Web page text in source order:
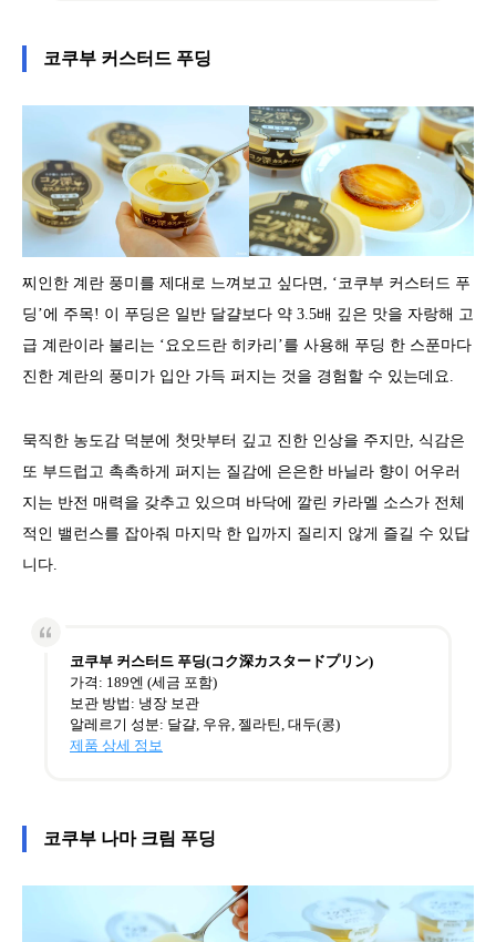
코쿠부 커스터드 푸딩
찌인한 계란 풍미를 제대로 느껴보고 싶다면, ‘코쿠부 커스터드 푸
딩’에 주목! 이 푸딩은 일반 달걀보다 약 3.5배 깊은 맛을 자랑해 고
급 계란이라 불리는 ‘요오드란 히카리’를 사용해 푸딩 한 스푼마다
진한 계란의 풍미가 입안 가득 퍼지는 것을 경험할 수 있는데요.
묵직한 농도감 덕분에 첫맛부터 깊고 진한 인상을 주지만, 식감은
또 부드럽고 촉촉하게 퍼지는 질감에 은은한 바닐라 향이 어우러
지는 반전 매력을 갖추고 있으며 바닥에 깔린 카라멜 소스가 전체
적인 밸런스를 잡아줘 마지막 한 입까지 질리지 않게 즐길 수 있답
니다.
코쿠부 커스터드 푸딩(コク深カスタードプリン)
가격: 189엔 (세금 포함)
보관 방법: 냉장 보관
알레르기 성분: 달걀, 우유, 젤라틴, 대두(콩)
제품 상세 정보
코쿠부 나마 크림 푸딩